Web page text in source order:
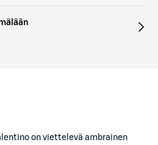
on viettelevä ambrainen